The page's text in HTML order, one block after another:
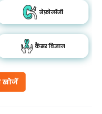
खोजें
नेफ्रोलॉजी
कैंसर विज्ञान